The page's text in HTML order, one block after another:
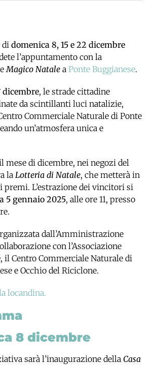
di domenica 8, 15 e 22 dicembre
l’appuntamento con la
Magico Natale a Ponte Buggianese.
dicembre, le strade cittadine
da scintillanti luci natalizie,
Commerciale Naturale di Ponte
un’atmosfera unica e
mese di dicembre, nei negozi del
la Lotteria di Natale, che metterà in
premi. L’estrazione dei vincitori si
5 gennaio 2025, alle ore 11, presso
dall’Amministrazione
con l’Associazione
il Centro Commerciale Naturale di
e Occhio del Riciclone.
locandina.
8 dicembre
sarà l’inaugurazione della Casa